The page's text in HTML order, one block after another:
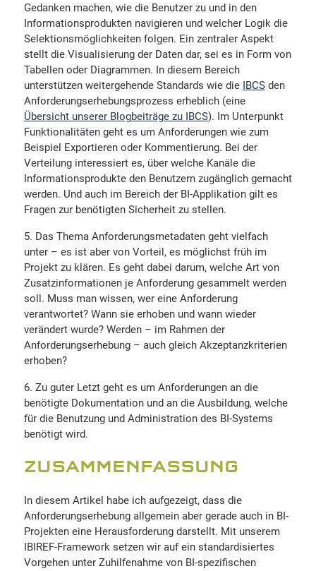
Gedanken machen, wie die Benutzer zu und in den
Informationsprodukten navigieren und welcher Logik die
Selektionsmöglichkeiten folgen. Ein zentraler Aspekt
stellt die Visualisierung der Daten dar, sei es in Form von
Tabellen oder Diagrammen. In diesem Bereich
unterstützen weitergehende Standards wie die IBCSden
Anforderungserhebungsprozess erheblich (eine
Übersicht unserer Blogbeiträge zu IBCS). Im Unterpunkt
Funktionalitäten geht es um Anforderungen wie zum
Beispiel Exportieren oder Kommentierung. Bei der
Verteilung interessiert es, über welche Kanäle die
Informationsprodukte den Benutzern zugänglich gemacht
werden. Und auch im Bereich der BI-Applikation gilt es
Fragen zur benötigten Sicherheit zu stellen.
Das Thema Anforderungsmetadaten geht vielfach
unter – es ist aber von Vorteil, es möglichst früh im
Projekt zu klären. Es geht dabei darum, welche Art von
Zusatzinformationen je Anforderung gesammelt werden
soll. Muss man wissen, wer eine Anforderung
verantwortet? Wann sie erhoben und wann wieder
verändert wurde? Werden – im Rahmen der
Anforderungserhebung – auch gleich Akzeptanzkriterien
erhoben?
Zu guter Letzt geht es um Anforderungen an die
benötigte Dokumentation und an die Ausbildung, welche
für die Benutzung und Administration des BI-Systems
benötigt wird.
ZUSAMMENFASSUNG
In diesem Artikel habe ich aufgezeigt, dass die
Anforderungserhebung allgemein aber gerade auch in BI-
Projekten eine Herausforderung darstellt. Mit unserem
IBIREF-Framework setzen wir auf ein standardisiertes
Vorgehen unter Zuhilfenahme von BI-spezifischen